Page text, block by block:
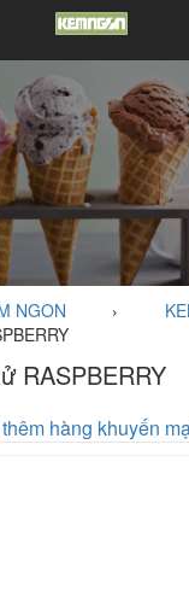
NGON ›
RASPBERRY
hàng khuyến